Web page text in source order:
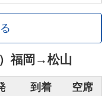
福岡 →松山
到着 空席